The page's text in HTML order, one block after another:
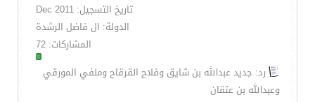
تاريخ التسجيل: Dec 2011
الدولة: ال فاضل الرشدة
المشاركات: 72
رد: جديد عبدالله بن شايق وفلاح القرقاح وملفي المورقي
وعبدالله بن عتقان